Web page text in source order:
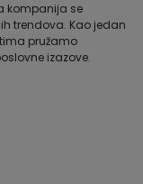
kompanija se
trendova. Kao jedan
pružamo
izazove.